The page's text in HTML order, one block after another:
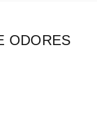
ODORES